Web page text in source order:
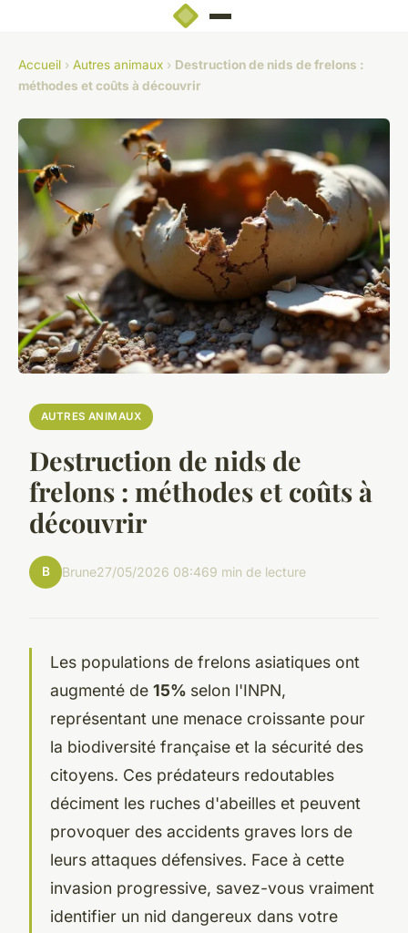
Accueil › Autres animaux › Destruction de nids de frelons :
méthodes et coûts à découvrir
AUTRES ANIMAUX
Destruction de nids de
frelons : méthodes et coûts à
découvrir
B Brune27/05/2026 08:469 min de lecture
Les populations de frelons asiatiques ont
augmenté de 15% selon l'INPN,
représentant une menace croissante pour
la biodiversité française et la sécurité des
citoyens. Ces prédateurs redoutables
déciment les ruches d'abeilles et peuvent
provoquer des accidents graves lors de
leurs attaques défensives. Face à cette
invasion progressive, savez-vous vraiment
identifier un nid dangereux dans votre